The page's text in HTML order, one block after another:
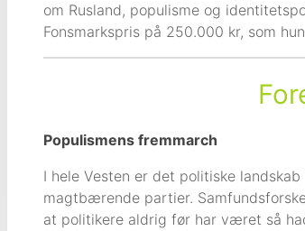
om Rusland, populisme og
Fonsmarkspris på 250.000 kr, som
Populismens fremmarch
I hele Vesten er det politiske
magtbærende partier.
at politikere aldrig før har været så